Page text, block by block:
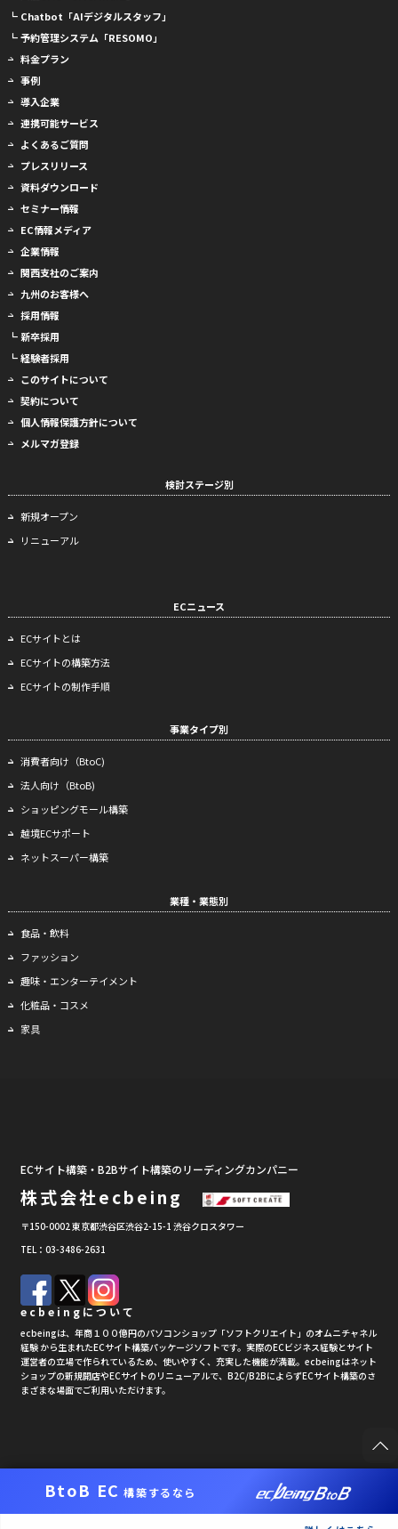
BtoB EC 構築するなら
┗ Chatbot「AIデジタルスタッフ」
┗ 予約管理システム「RESOMO」
料金プラン
事例
導入企業
連携可能サービス
よくあるご質問
プレスリリース
資料ダウンロード
セミナー情報
EC情報メディア
企業情報
関西支社のご案内
九州のお客様へ
採用情報
┗ 新卒採用
┗ 経験者採用
このサイトについて
契約について
個人情報保護方針について
メルマガ登録
検討ステージ別
新規オープン
リニューアル
ECニュース
ECサイトとは
ECサイトの構築方法
ECサイトの制作手順
事業タイプ別
消費者向け（BtoC)
法人向け（BtoB)
ショッピングモール構築
越境ECサポート
ネットスーパー構築
業種・業態別
食品・飲料
ファッション
趣味・エンターテイメント
化粧品・コスメ
家具
ECサイト構築・B2Bサイト構築のリーディングカンパニー
株式会社ecbeing
〒150-0002 東京都渋谷区渋谷2-15-1 渋谷クロスタワー
TEL：03-3486-2631
ecbeingについて
ecbeingは、年商１００億円のパソコンショップ「ソフトクリエイト」のオムニチャネル
経験 から生まれたECサイト構築パッケージソフトです。実際のECビジネス経験とサイト
運営者の立場で作られているため、使いやすく、充実した機能が満載。ecbeingはネット
ショップの新規開店やECサイトのリニューアルで、B2C/B2BによらずECサイト構築のさ
まざまな場面でご利用いただけます。
copyright © ecbeing corp. all rights reserved.ecbeing.net